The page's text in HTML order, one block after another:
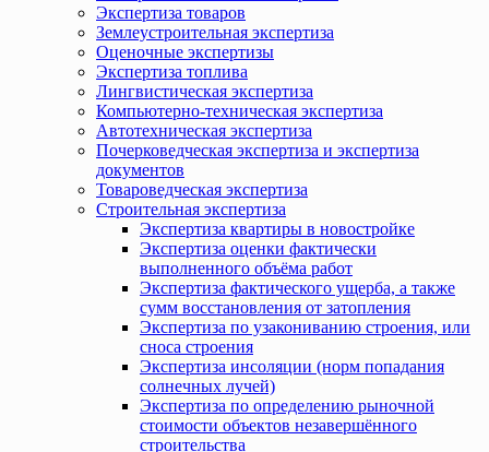
Экспертиза товаров
Землеустроительная экспертиза
Оценочные экспертизы
Экспертиза топлива
Лингвистическая экспертиза
Компьютерно-техническая экспертиза
Автотехническая экспертиза
Почерковедческая экспертиза и экспертиза
документов
Товароведческая экспертиза
Строительная экспертиза
Экспертиза квартиры в новостройке
Экспертиза оценки фактически
выполненного объёма работ
Экспертиза фактического ущерба, а также
сумм восстановления от затопления
Экспертиза по узакониванию строения, или
сноса строения
Экспертиза инсоляции (норм попадания
солнечных лучей)
Экспертиза по определению рыночной
стоимости объектов незавершённого
строительства